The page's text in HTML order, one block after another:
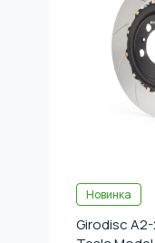
Новинка
Girodisc A2-